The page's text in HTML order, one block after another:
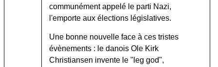
communément appelé le parti Nazi,
l'emporte aux élections législatives.
Une bonne nouvelle face à ces tristes
évènements : le danois Ole Kirk
Christiansen invente le "leg god",